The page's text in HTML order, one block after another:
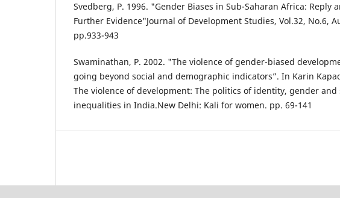
Svedberg, P. 1996. "Gender Biases in Sub-Saharan Africa: Reply
Further Evidence"Journal of Development Studies, Vol.32, No.6,
pp.933-943
Swaminathan, P. 2002. "The violence of gender-biased
going beyond social and demographic indicators”. In Karin
The violence of development: The politics of identity, gender and
inequalities in India.New Delhi: Kali for women. pp. 69-141